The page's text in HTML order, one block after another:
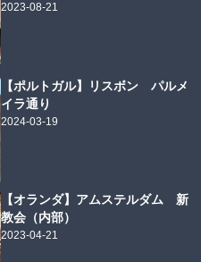
2023-08-21
【ポルトガル】リスボン パルメ
イラ通り
2024-03-19
【オランダ】アムステルダム 新
教会（内部）
2023-04-21